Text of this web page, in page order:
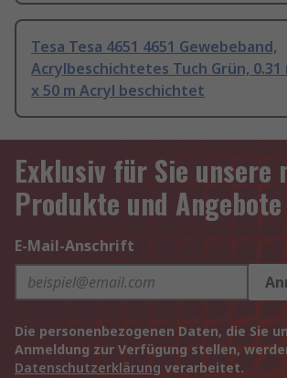
Tesa Tesa 4651 4651 Gewebeband,
Acrylbeschichtetes Tuch Grün, 0.31
x 50 m Acryl beschichtet
Exklusiv für Sie unsere
Produkte und Angebote
E-Mail-Anschrift
Die personenbezogenen Daten, die Sie
Anmeldung zur Verfügung stellen,
Datenschutzerklärung verarbeitet.